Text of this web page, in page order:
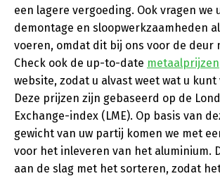
een lagere vergoeding. Ook vragen we
demontage en sloopwerkzaamheden
voeren, omdat dit bij ons voor de deur
Check ook de up-to-date metaalprijzen
website, zodat u alvast weet wat u
Deze prijzen zijn gebaseerd op de
Exchange-index (LME). Op basis van
gewicht van uw partij komen we met
voor het inleveren van het aluminium.
aan de slag met het sorteren, zodat